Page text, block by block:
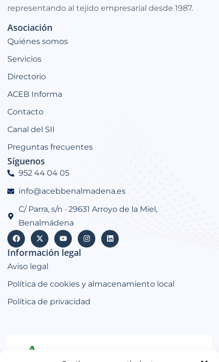
representando al tejido empresarial desde 1987.
Asociación
Quiénes somos
Servicios
Directorio
ACEB Informa
Contacto
Canal del SII
Preguntas frecuentes
Síguenos
952 44 04 05
info@acebbenalmadena.es
C/ Parra, s/n · 29631 Arroyo de la Miel,
Benalmádena
Información legal
Aviso legal
Política de cookies y almacenamiento local
Política de privacidad